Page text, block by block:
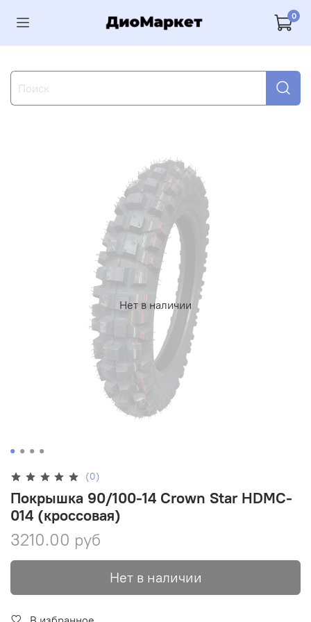
0
Нет в наличии
(0)
Покрышка 90/100-14 Crown Star HDMC-
014 (кроссовая)
3210.00 руб
Нет в наличии